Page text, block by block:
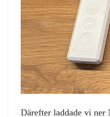
Därefter laddade vi ner